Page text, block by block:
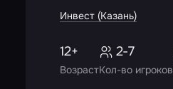
Инвест (Казань)
Возраст
12+
Кол-во игроков
2-7